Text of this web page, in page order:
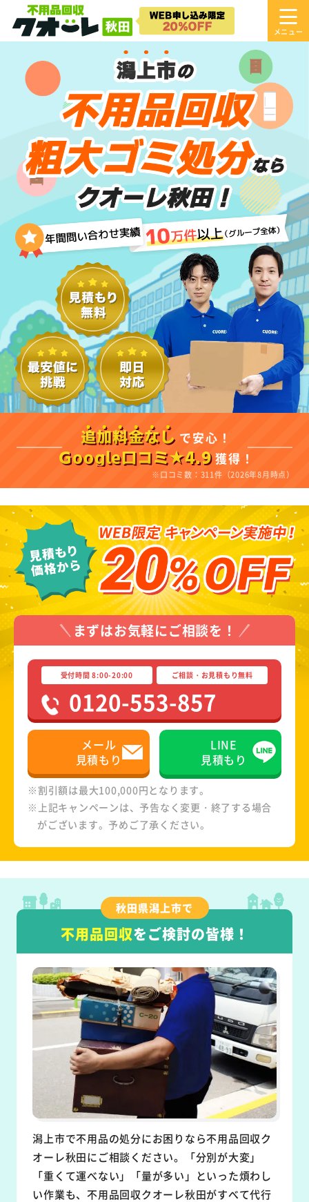
潟上市の
不用品回収
粗大ゴミ処分なら
クオーレ秋田！
追加料金なし で安心！
Google口コミ★4.9 獲得！
※口コミ数：311件（2026年8月時点）
まずはお気軽にご相談を！
受付時間 8:00-20:00 ご相談・お見積もり無料
0120-553-857
メール
見積もり
LINE
見積もり
※割引額は最大100,000円となります。
※上記キャンペーンは、予告なく変更・終了する場合
がございます。予めご了承ください。
秋田県潟上市で
不用品回収をご検討の皆様！
潟上市で不用品の処分にお困りなら不用品回収ク
オーレ秋田にご相談ください。「分別が大変」
「重くて運べない」「量が多い」といった煩わし
い作業も、不用品回収クオーレ秋田がすべて代行